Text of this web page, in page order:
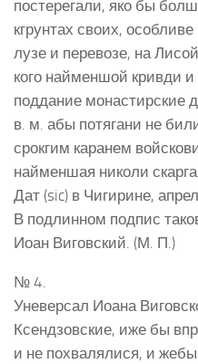
постерегали, яко бы
кгрунтах своих,
лузе и перевозе, на
кого найменшой кривди
поддание монастирские
в. м. абы потягани не
срокгим каранем
найменшая николи
Дат (sic) в Чигирине,
В подлинном подпис
Иоан Виговский. (М. П.)
№ 4.
Уневерсал Иоана
Ксендзовские, иже бы
и не похвалялися, и